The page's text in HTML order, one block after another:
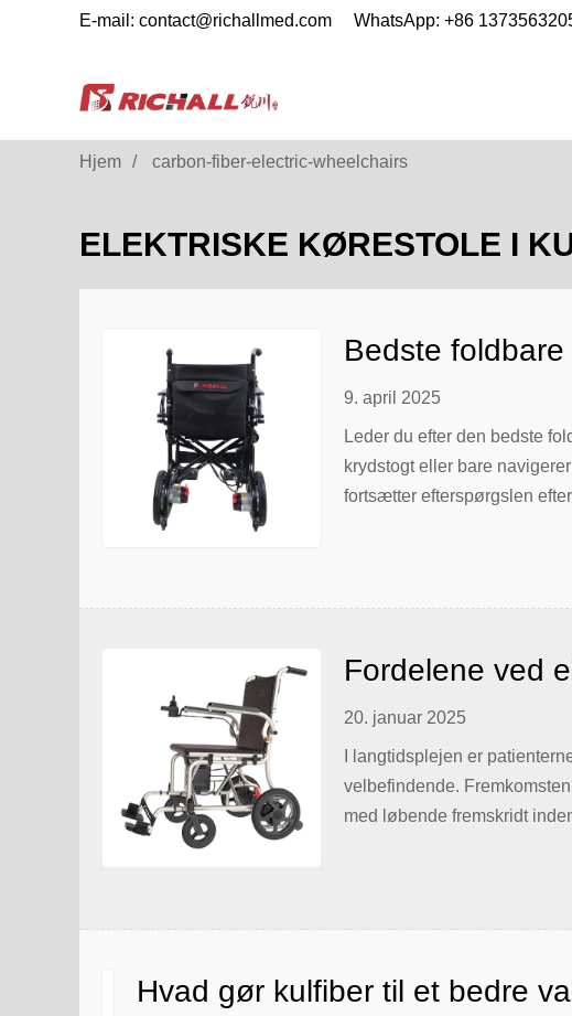
E-mail: contact@richallmed.com WhatsApp: +86
Hjem carbon-fiber-electric-wheelchairs
ELEKTRISKE KØRESTOLE I
Bedste
9. april 2025
Leder du efter den bedste
krydstogt eller bare
fortsætter efterspørgslen
Fordelene ved
20. januar 2025
I langtidsplejen er
velbefindende.
med løbende fremskridt
Hvad gør kulfiber til et bedre